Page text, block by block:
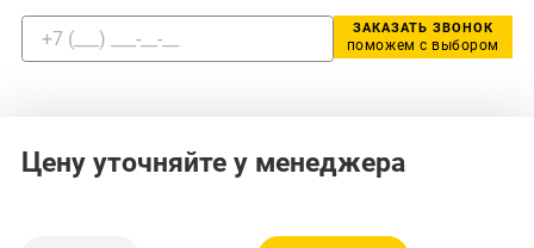
ЗАКАЗАТЬ ЗВОНОК
поможем с выбором
Цену уточняйте у менеджера